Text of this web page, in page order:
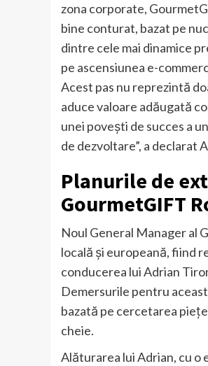
zona corporate,
bine conturat, bazat pe
dintre cele mai dinamice
pe ascensiunea e-
Acest pas nu reprezintă
aduce valoare adăugată
unei povești de succes a
de dezvoltare”, a declarat
Planurile de
GourmetGIFT
Noul General Manager al
locală și europeană, fiind
conducerea lui Adrian
Demersurile pentru
bazată pe cercetarea
cheie.
Alăturarea lui Adrian, cu o